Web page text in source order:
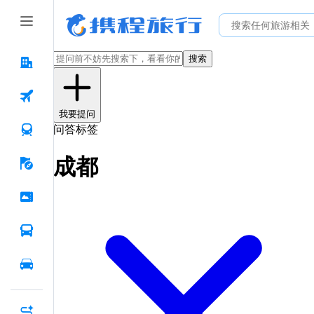
搜索
我要提问
问答标签
成都